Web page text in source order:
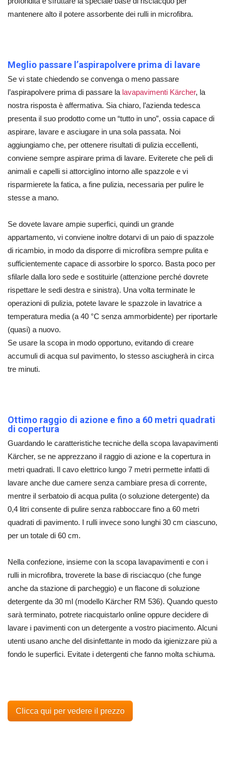
mantenere alto il potere assorbente dei rulli in microfibra.
Meglio passare l’aspirapolvere prima di lavare
Se vi state chiedendo se convenga o meno passare
l’aspirapolvere prima di passare la lavapavimenti Kärcher, la
nostra risposta è affermativa. Sia chiaro, l’azienda tedesca
presenta il suo prodotto come un “tutto in uno”, ossia capace di
aspirare, lavare e asciugare in una sola passata. Noi
aggiungiamo che, per ottenere risultati di pulizia eccellenti,
conviene sempre aspirare prima di lavare. Eviterete che peli di
animali e capelli si attorciglino intorno alle spazzole e vi
risparmierete la fatica, a fine pulizia, necessaria per pulire le
stesse a mano.
Se dovete lavare ampie superfici, quindi un grande
appartamento, vi conviene inoltre dotarvi di un paio di spazzole
di ricambio, in modo da disporre di microfibra sempre pulita e
sufficientemente capace di assorbire lo sporco. Basta poco per
sfilarle dalla loro sede e sostituirle (attenzione perché dovrete
rispettare le sedi destra e sinistra). Una volta terminate le
operazioni di pulizia, potete lavare le spazzole in lavatrice a
temperatura media (a 40 °C senza ammorbidente) per riportarle
(quasi) a nuovo.
Se usare la scopa in modo opportuno, evitando di creare
accumuli di acqua sul pavimento, lo stesso asciugherà in circa
tre minuti.
Ottimo raggio di azione e fino a 60 metri quadrati
di copertura
Guardando le caratteristiche tecniche della scopa lavapavimenti
Kärcher, se ne apprezzano il raggio di azione e la copertura in
metri quadrati. Il cavo elettrico lungo 7 metri permette infatti di
lavare anche due camere senza cambiare presa di corrente,
mentre il serbatoio di acqua pulita (o soluzione detergente) da
0,4 litri consente di pulire senza rabboccare fino a 60 metri
quadrati di pavimento. I rulli invece sono lunghi 30 cm ciascuno,
per un totale di 60 cm.
Nella confezione, insieme con la scopa lavapavimenti e con i
rulli in microfibra, troverete la base di risciacquo (che funge
anche da stazione di parcheggio) e un flacone di soluzione
detergente da 30 ml (modello Kärcher RM 536). Quando questo
sarà terminato, potrete riacquistarlo online oppure decidere di
lavare i pavimenti con un detergente a vostro piacimento. Alcuni
utenti usano anche del disinfettante in modo da igienizzare più a
fondo le superfici. Evitate i detergenti che fanno molta schiuma.
Clicca qui per vedere il prezzo